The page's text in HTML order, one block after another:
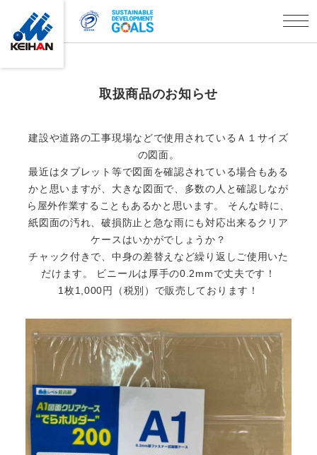
取扱商品のお知らせ
建設や道路の工事現場などで使用されているＡ１サイズ
の図面。
最近はタブレット等で図面を確認されている場合もある
かと思いますが、大きな図面で、多数の人と確認しなが
ら屋外作業することもあるかと思います。 そんな時に、
紙図面の汚れ、破損防止と急な雨にも対応出来るクリア
ケースはいかがでしょうか？
チャック付きで、中身の差替えなど繰り返しご使用いた
だけます。 ビニールは厚手の0.2mmで丈夫です！
1枚1,000円（税別）で販売しております！